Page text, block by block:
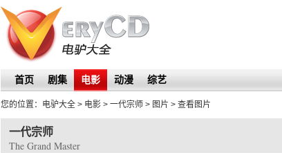
首页 剧集 电影 动漫 综艺
您的位置： 电驴大全 > 电影 > 一代宗师 > 图片 > 查看图片
一代宗师
The Grand Master